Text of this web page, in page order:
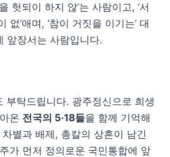
헛되이 하지 않’는 사람이고, ‘서
없’애며, ‘참이 거짓을 이기는’ 대
앞장서는 사람입니다.
부탁드립니다. 광주정신으로 희생
온 전국의 5·18들을 함께 기억해
별과 배제, 총칼의 상흔이 남긴
가 먼저 정의로운 국민통합에 앞